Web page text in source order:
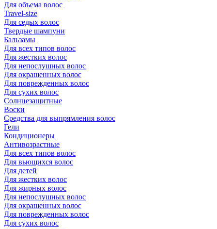
Для объема волос
Travel-size
Для седых волос
Твердые шампуни
Бальзамы
Для всех типов волос
Для жестких волос
Для непослушных волос
Для окрашенных волос
Для поврежденных волос
Для сухих волос
Солнцезащитные
Воски
Средства для выпрямления волос
Гели
Кондиционеры
Антивозрастные
Для всех типов волос
Для вьющихся волос
Для детей
Для жестких волос
Для жирных волос
Для непослушных волос
Для окрашенных волос
Для поврежденных волос
Для сухих волос